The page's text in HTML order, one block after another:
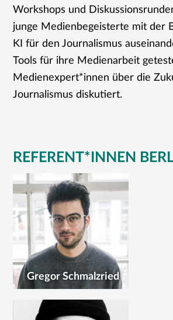
Workshops und
junge Medienbegeisterte mit der
KI für den Journalismus
Tools für ihre Medienarbeit
Medienexpert*innen über die
Journalismus diskutiert.
REFERENT*INNEN
Gregor Schmalzried